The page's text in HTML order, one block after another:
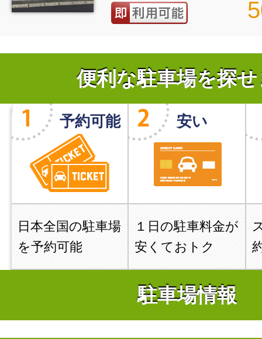
便利な駐車場を探
予約可能
日本全国の駐車場
を予約可能
安い
１日の駐車料金が
安くておトク
駐車場情報